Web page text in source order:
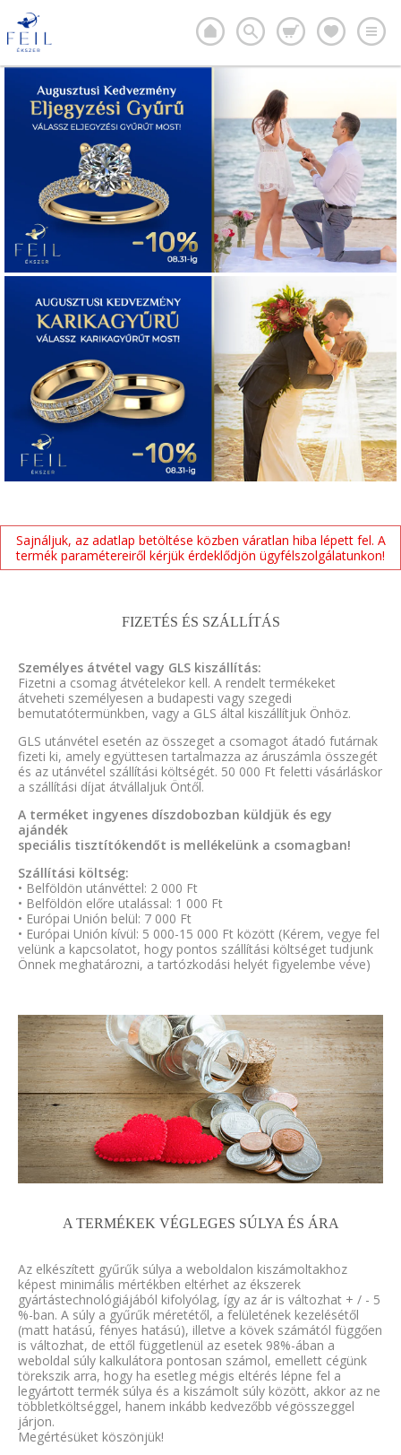
Sajnáljuk, az adatlap betöltése közben váratlan hiba lépett fel. A
termék paramétereiről kérjük érdeklődjön ügyfélszolgálatunkon!
FIZETÉS ÉS SZÁLLÍTÁS
Személyes átvétel vagy GLS kiszállítás:
Fizetni a csomag átvételekor kell. A rendelt termékeket
átveheti személyesen a budapesti vagy szegedi
bemutatótermünkben, vagy a GLS által kiszállítjuk Önhöz.
GLS utánvétel esetén az összeget a csomagot átadó futárnak
fizeti ki, amely együttesen tartalmazza az áruszámla összegét
és az utánvétel szállítási költségét. 50 000 Ft feletti vásárláskor
a szállítási díjat átvállaljuk Öntől.
A terméket ingyenes díszdobozban küldjük és egy
ajándék
speciális tisztítókendőt is mellékelünk a csomagban!
Szállítási költség:
• Belföldön utánvéttel: 2 000 Ft
• Belföldön előre utalással: 1 000 Ft
• Európai Unión belül: 7 000 Ft
• Európai Unión kívül: 5 000-15 000 Ft között (Kérem, vegye fel
velünk a kapcsolatot, hogy pontos szállítási költséget tudjunk
Önnek meghatározni, a tartózkodási helyét figyelembe véve)
A TERMÉKEK VÉGLEGES SÚLYA ÉS ÁRA
Az elkészített gyűrűk súlya a weboldalon kiszámoltakhoz
képest minimális mértékben eltérhet az ékszerek
gyártástechnológiájából kifolyólag, így az ár is változhat + / - 5
%-ban. A súly a gyűrűk méretétől, a felületének kezelésétől
(matt hatású, fényes hatású), illetve a kövek számától függően
is változhat, de ettől függetlenül az esetek 98%-ában a
weboldal súly kalkulátora pontosan számol, emellett cégünk
törekszik arra, hogy ha esetleg mégis eltérés lépne fel a
legyártott termék súlya és a kiszámolt súly között, akkor az ne
többletköltséggel, hanem inkább kedvezőbb végösszeggel
járjon.
Megértésüket köszönjük!